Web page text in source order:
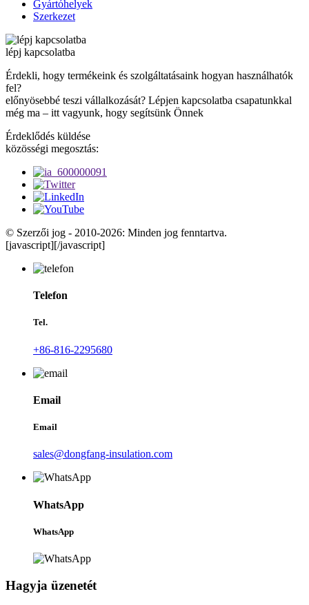
Gyártóhelyek
Szerkezet
lépj kapcsolatba
Érdekli, hogy termékeink és szolgáltatásaink hogyan használhatók
fel?
előnyösebbé teszi vállalkozását? Lépjen kapcsolatba csapatunkkal
még ma – itt vagyunk, hogy segítsünk Önnek
Érdeklődés küldése
közösségi megosztás:
© Szerzői jog - 2010-2026: Minden jog fenntartva.
[javascript][/javascript]
Telefon
Tel.
+86-816-2295680
Email
Email
sales@dongfang-insulation.com
WhatsApp
WhatsApp
Hagyja üzenetét